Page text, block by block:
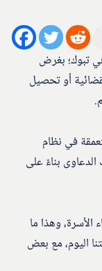
تبوك؛ بغرض
أو تحصيل
في نظام
بناءً على
وهذا ما
اليوم، مع بعض